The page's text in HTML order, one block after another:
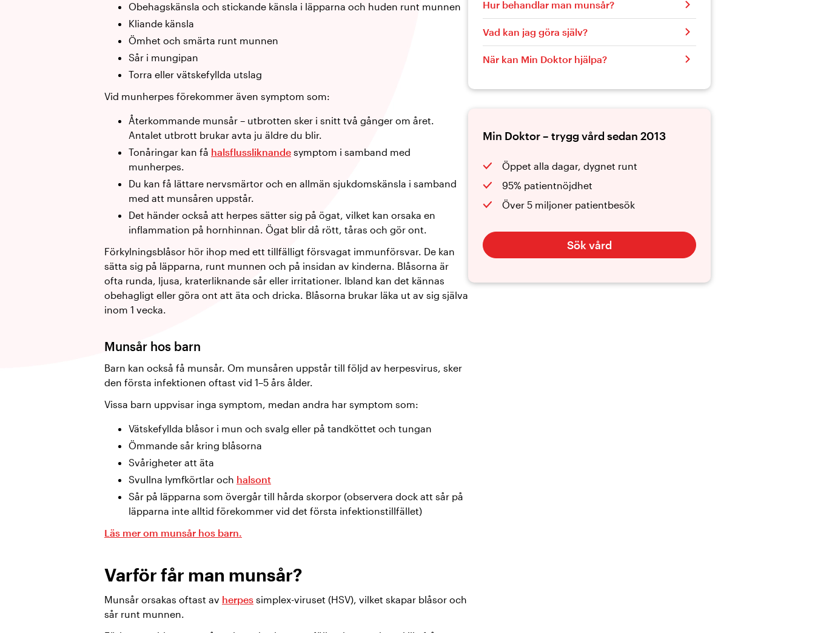
Obehagskänsla och stickande känsla i läpparna och huden runt munnen
Kliande känsla
Ömhet och smärta runt munnen
Sår i mungipan
Torra eller vätskefyllda utslag
Vid munherpes förekommer även symptom som:
Återkommande munsår – utbrotten sker i snitt två gånger om året.
Antalet utbrott brukar avta ju äldre du blir.
Tonåringar kan få halsflussliknande symptom i samband med
munherpes.
Du kan få lättare nervsmärtor och en allmän sjukdomskänsla i samband
med att munsåren uppstår.
Det händer också att herpes sätter sig på ögat, vilket kan orsaka en
inflammation på hornhinnan. Ögat blir då rött, tåras och gör ont.
Förkylningsblåsor hör ihop med ett tillfälligt försvagat immunförsvar. De kan
sätta sig på läpparna, runt munnen och på insidan av kinderna. Blåsorna är
ofta runda, ljusa, kraterliknande sår eller irritationer. Ibland kan det kännas
obehagligt eller göra ont att äta och dricka. Blåsorna brukar läka ut av sig själva
inom 1 vecka.
Munsår hos barn
Barn kan också få munsår. Om munsåren uppstår till följd av herpesvirus, sker
den första infektionen oftast vid 1–5 års ålder.
Vissa barn uppvisar inga symptom, medan andra har symptom som:
Vätskefyllda blåsor i mun och svalg eller på tandköttet och tungan
Ömmande sår kring blåsorna
Svårigheter att äta
Svullna lymfkörtlar och halsont
Sår på läpparna som övergår till hårda skorpor (observera dock att sår på
läpparna inte alltid förekommer vid det första infektionstillfället)
Läs mer om munsår hos barn.
Varför får man munsår?
Munsår orsakas oftast av herpes simplex-viruset (HSV), vilket skapar blåsor och
sår runt munnen.
Hur behandlar man munsår?
Vad kan jag göra själv?
När kan Min Doktor hjälpa?
Min Doktor – trygg vård sedan 2013
Öppet alla dagar, dygnet runt
95% patientnöjdhet
Över 5 miljoner patientbesök
Sök vård